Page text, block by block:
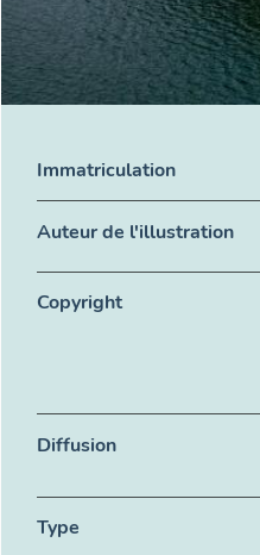
Immatriculation
Auteur de l'illustration
Copyright
Diffusion
Type